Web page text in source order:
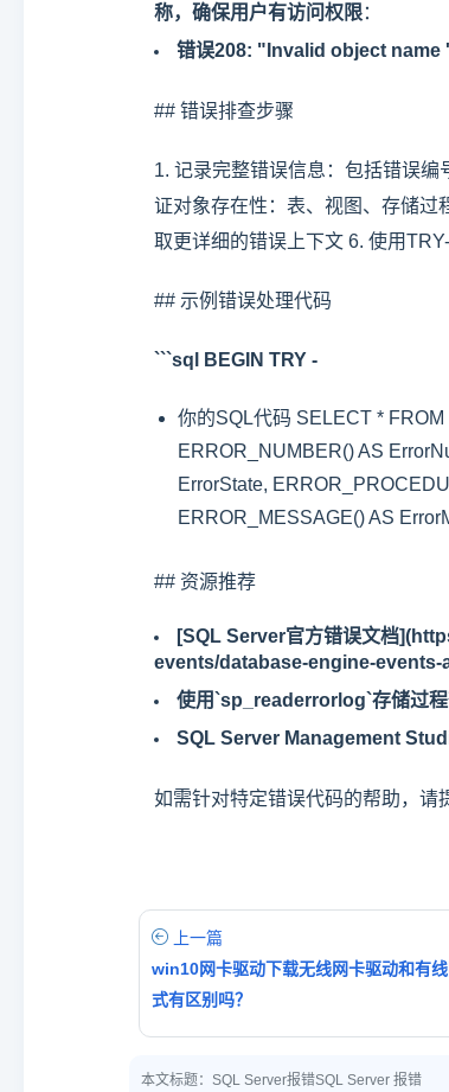
称，确保用户有访问权限：
错误208: "Invalid object name
## 错误排查步骤
1. 记录完整错误信息：包括错误
证对象存在性：表、视图、存储过
取更详细的错误上下文 6. 使用
## 示例错误处理代码
```sql BEGIN TRY -
你的SQL代码 SELECT *
ERROR_NUMBER() AS
ErrorState,
ERROR_MESSAGE() AS
## 资源推荐
[SQL Server官方错误文档
events/database-engine-events-
使用`sp_readerrorlog`存储过
SQL Server Management
如需针对特定错误代码的帮助，请
上一篇
win10网卡驱动下载无线网卡驱动和有
式有区别吗？
本文标题： SQL Server报错SQL Server 报错